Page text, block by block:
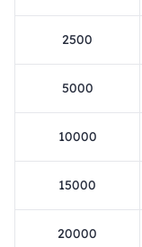
2500
5000
10000
15000
20000